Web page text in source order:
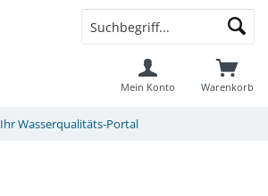
Warenkorb
Mein Konto
Ihr Wasserqualitäts-Portal